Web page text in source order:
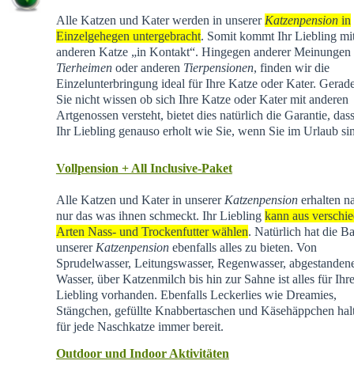
Alle Katzen und Kater werden in unserer Katzenpensionin
Einzelgehegen untergebracht. Somit kommt Ihr Liebling
anderen Katze „in Kontakt“. Hingegen anderer Meinungen
Tierheimenoder anderen Tierpensionen, finden wir die
Einzelunterbringung ideal für Ihre Katze oder Kater.
Sie nicht wissen ob sich Ihre Katze oder Kater mit anderen
Artgenossen versteht, bietet dies natürlich die Garantie,
Ihr Liebling genauso erholt wie Sie, wenn Sie im Urlaub
Vollpension + All Inclusive-Paket
Alle Katzen und Kater in unserer Katzenpensionerhalten
nur das was ihnen schmeckt. Ihr Liebling kann aus
Arten Nass- und Trockenfutter wählen. Natürlich hat die
unserer Katzenpensionebenfalls alles zu bieten. Von
Sprudelwasser, Leitungswasser, Regenwasser,
Wasser, über Katzenmilch bis hin zur Sahne ist alles für
Liebling vorhanden. Ebenfalls Leckerlies wie Dreamies,
Stängchen, gefüllte Knabbertaschen und Käsehäppchen
für jede Naschkatze immer bereit.
Outdoor und Indoor Aktivitäten